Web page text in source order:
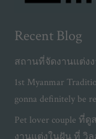
Recent Blog
สถานที่จัดงานแต่ง
1st Myanmar
gonna definitely be
Pet lover couple